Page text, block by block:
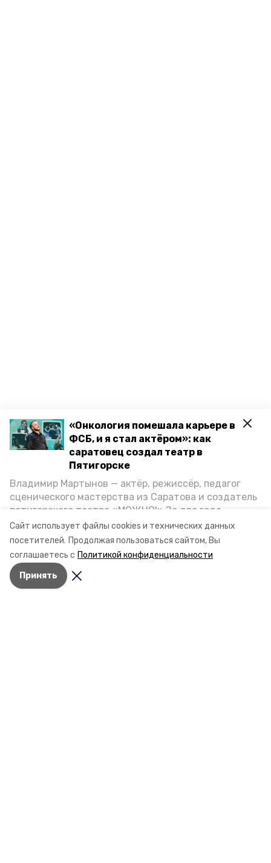
Сайт использует файлы cookies и технических данных
посетителей. Продолжая пользоваться сайтом, Вы
соглашаетесь с Политикой конфиденциальности
Принять
«Онкология помешала карьере в
ФСБ, и я стал актёром»: как
саратовец создал театр в
Пятигорске
Владимир Мартынов — актёр, режиссёр, педагог
сценического мастерства из Саратова и создатель
пятигорского театра «МОЖНО!» За два года
существования театр выпустил восемь спектаклей,
впереди — новые премьеры. О том, как стал
артистом, попал в Пятигорск и собрал труппу,
режиссёр рассказал корреспонденту «Портала
Пятигорска».